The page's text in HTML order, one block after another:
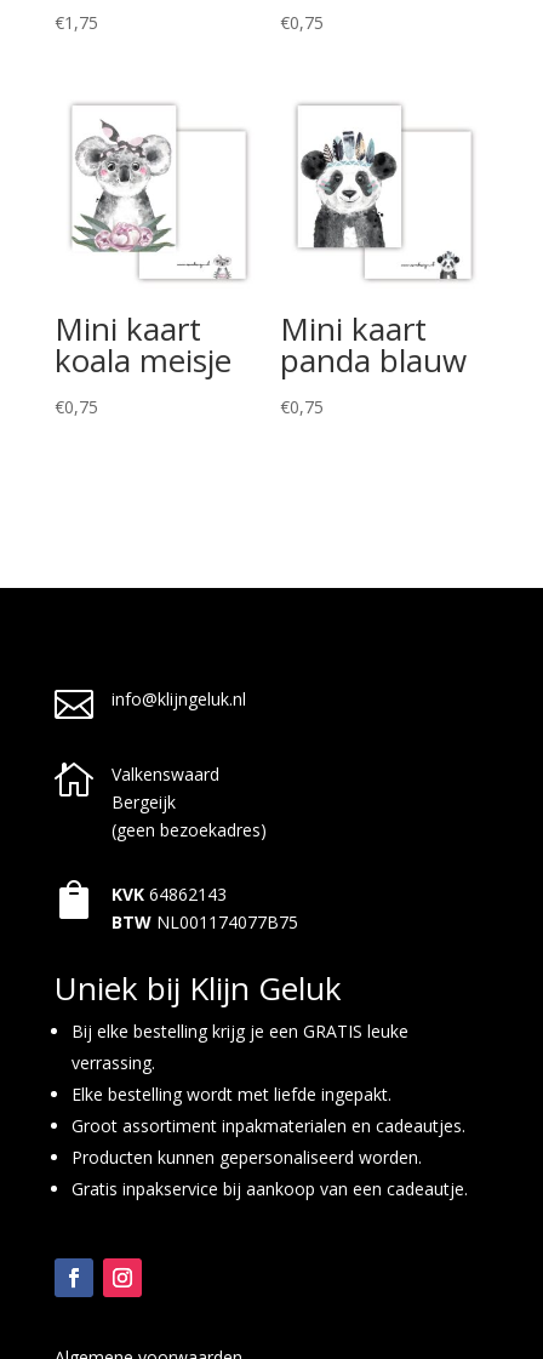
€1,75 €0,75
Mini kaart
koala meisje
€0,75
Mini kaart
panda blauw
€0,75
 info@klijngeluk.nl

Valkenswaard
Bergeijk
(geen bezoekadres)
 KVK 64862143
BTW NL001174077B75
Uniek bij Klijn Geluk
Bij elke bestelling krijg je een GRATIS leuke
verrassing.
Elke bestelling wordt met liefde ingepakt.
Groot assortiment inpakmaterialen en cadeautjes.
Producten kunnen gepersonaliseerd worden.
Gratis inpakservice bij aankoop van een cadeautje.